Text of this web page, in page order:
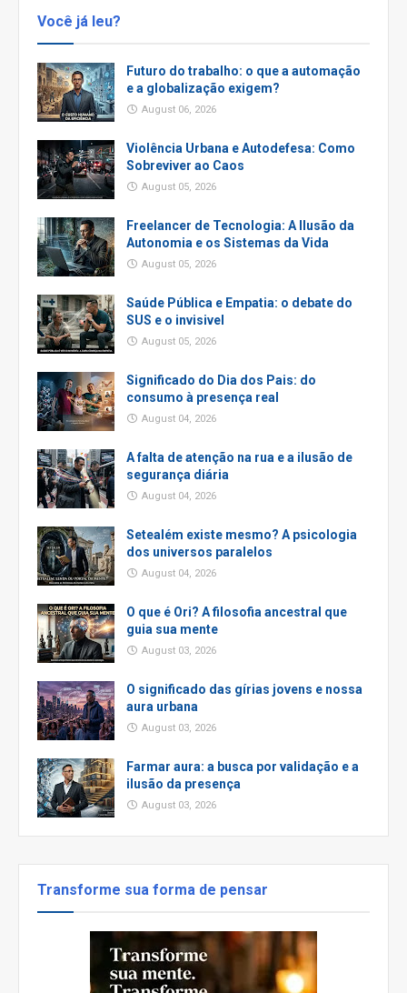
Você já leu?
Futuro do trabalho: o que a automação
e a globalização exigem?
August 06, 2026
Violência Urbana e Autodefesa: Como
Sobreviver ao Caos
August 05, 2026
Freelancer de Tecnologia: A Ilusão da
Autonomia e os Sistemas da Vida
August 05, 2026
Saúde Pública e Empatia: o debate do
SUS e o invisivel
August 05, 2026
Significado do Dia dos Pais: do
consumo à presença real
August 04, 2026
A falta de atenção na rua e a ilusão de
segurança diária
August 04, 2026
Setealém existe mesmo? A psicologia
dos universos paralelos
August 04, 2026
O que é Ori? A filosofia ancestral que
guia sua mente
August 03, 2026
O significado das gírias jovens e nossa
aura urbana
August 03, 2026
Farmar aura: a busca por validação e a
ilusão da presença
August 03, 2026
Transforme sua forma de pensar